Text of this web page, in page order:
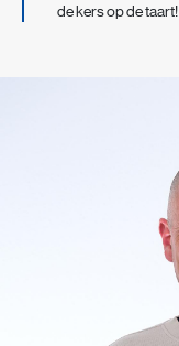
de kers op de taart!